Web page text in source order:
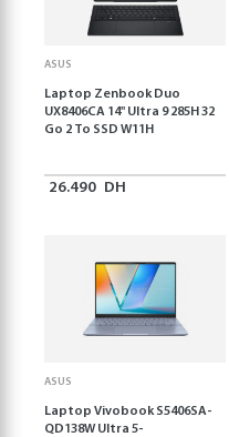
ASUS
Laptop Zenbook Duo
UX8406CA 14'' Ultra 9 285H 32
Go 2 To SSD W11H
26.490 DH
ASUS
Laptop Vivobook S5406SA-
QD138W Ultra 5-